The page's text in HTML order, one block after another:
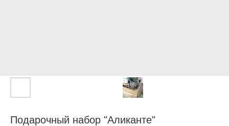
Подарочный набор "Аликанте"